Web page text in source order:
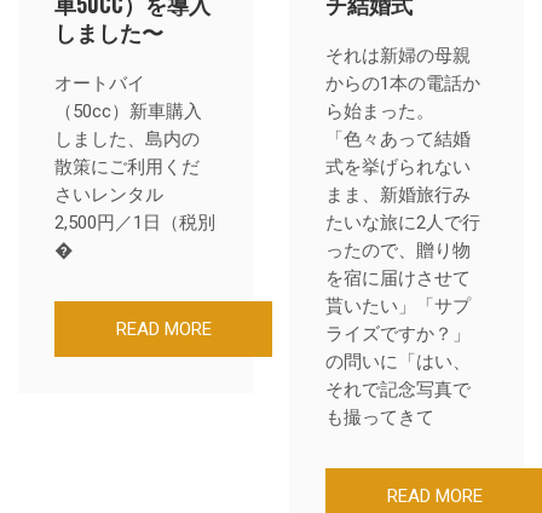
しました〜
オートバイ
（50cc）新車購入
しました、島内の
散策にご利用くだ
さいレンタル
2,500円／1日（税別
�
READ MORE
それは新婦の母親
からの1本の電話か
ら始まった。
「色々あって結婚
式を挙げられない
まま、新婚旅行み
たいな旅に2人で行
ったので、贈り物
を宿に届けさせて
貰いたい」「サプ
ライズですか？」
の問いに「はい、
それで記念写真で
も撮ってきて
READ MORE